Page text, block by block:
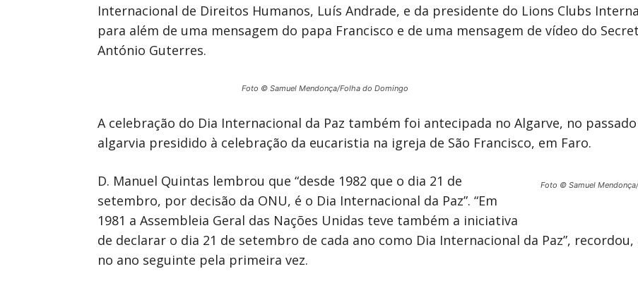
Internacional de Direitos Humanos, Luís Andrade, e da presidente do Lions Clubs
para além de uma mensagem do papa Francisco e de uma mensagem de vídeo do
António Guterres.
Foto © Samuel Mendonça/Folha do Domingo
A celebração do Dia Internacional da Paz também foi antecipada no Algarve, no
algarvia presidido à celebração da eucaristia na igreja de São Francisco, em Faro.
Foto © Samuel
D. Manuel Quintas lembrou que “desde 1982 que o dia 21 de
setembro, por decisão da ONU, é o Dia Internacional da Paz”. “Em
1981 a Assembleia Geral das Nações Unidas teve também a iniciativa
de declarar o dia 21 de setembro de cada ano como Dia Internacional da Paz”,
no ano seguinte pela primeira vez.